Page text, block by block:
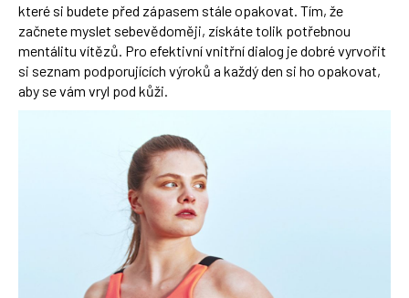
které si budete před zápasem stále opakovat. Tím, že
začnete myslet sebevědoměji, získáte tolik potřebnou
mentálitu vítězů. Pro efektivní vnitřní dialog je dobré vyrvořit
si seznam podporujících výroků a každý den si ho opakovat,
aby se vám vryl pod kůži.